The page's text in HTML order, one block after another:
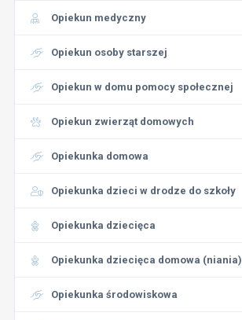
Opiekun medyczny
Opiekun osoby starszej
Opiekun w domu pomocy społecznej
Opiekun zwierząt domowych
Opiekunka domowa
Opiekunka dzieci w drodze do szkoły
Opiekunka dziecięca
Opiekunka dziecięca domowa (niania)
Opiekunka środowiskowa